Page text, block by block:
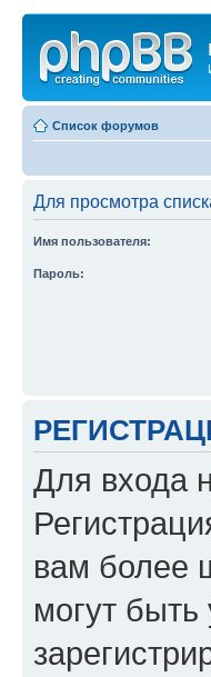
Список форумов
Для просмотра
Имя пользователя:
Пароль:
Для входа
вам более
могут